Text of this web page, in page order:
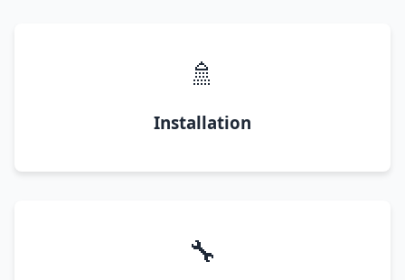
🚿
Installation
🔧